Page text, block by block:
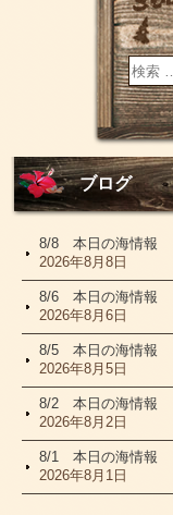
ブログ
8/8 本日の海情報
2026年8月8日
8/6 本日の海情報
2026年8月6日
8/5 本日の海情報
2026年8月5日
8/2 本日の海情報
2026年8月2日
8/1 本日の海情報
2026年8月1日